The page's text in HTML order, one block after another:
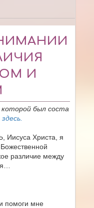
И
которой был соста
здесь.
Христа, я
различие между
помоги мне